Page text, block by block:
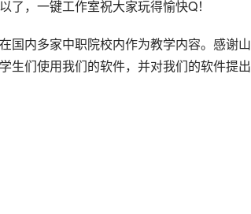
了，一键工作室祝大家玩得愉快Q！
国内多家中职院校内作为教学内容。感谢
生们使用我们的软件，并对我们的软件提